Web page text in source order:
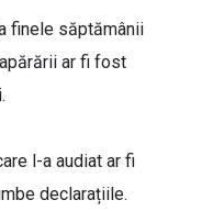
finele săptămânii
ar fi fost
l-a audiat ar fi
declarațiile.